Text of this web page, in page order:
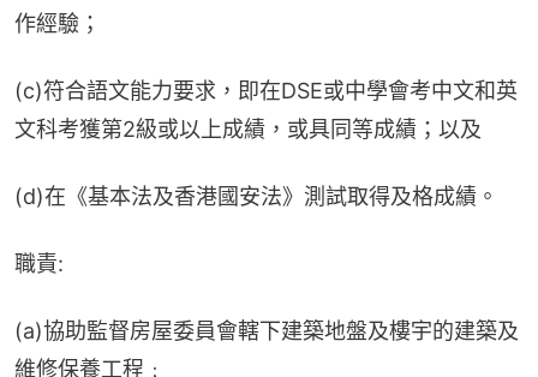
作經驗；
(c)符合語文能力要求，即在DSE或中學會考中文和英
文科考獲第2級或以上成績，或具同等成績；以及
(d)在《基本法及香港國安法》測試取得及格成績。
職責:
(a)協助監督房屋委員會轄下建築地盤及樓宇的建築及
維修保養工程﹔